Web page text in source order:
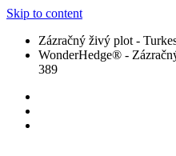
Skip to content
Zázračný živý plot -
WonderHedge® -
389